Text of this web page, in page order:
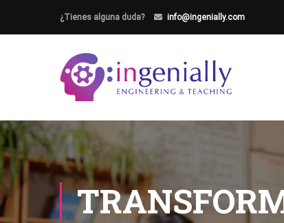
¿Tienes alguna duda? info@ingenially.com